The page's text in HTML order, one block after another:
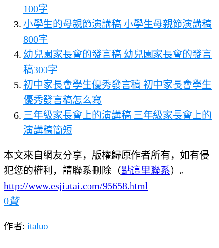
100字
小學生的母親節演講稿 小學生母親節演講稿
800字
幼兒園家長會的發言稿 幼兒園家長會的發言
稿300字
初中家長會學生優秀發言稿 初中家長會學生
優秀發言稿怎么寫
三年級家長會上的演講稿 三年級家長會上的
演講稿簡短
本文來自網友分享，版權歸原作者所有，如有侵
犯您的權利，請聯系刪除（點這里聯系）。
http://www.esjiutai.com/95658.html
0贊
作者: italuo